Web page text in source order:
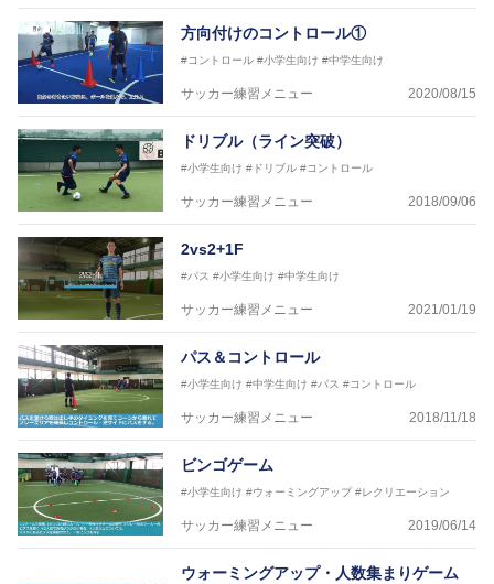
【指導歴】
FリーグU23選抜監督、ミャンマー女子フットサル代
表監督
日本サッカー協会フットサルインストラクター、AFC
（アジアサッカー連盟）フットサルインストラクター
【資格】
JFA公認A級コーチジェネラルライセンス・JFA公認フ
ットサルB級コーチライセンス
横山 哲久
【指導歴】
ASV ペスカドーラ町田 監督、FC VIGORE 監督
【資格】
日本サッカー協会公認B級ライセンス・日本サッカー
協会公認フットサルB級ライセンス
※全コーチボンフィンサッカースクール所属
方向付けのコントロール①
#コントロール #小学生向け #中学生向け
サッカー練習メニュー 2020/08/15
ドリブル（ライン突破）
#小学生向け #ドリブル #コントロール
サッカー練習メニュー 2018/09/06
2vs2+1F
#パス #小学生向け #中学生向け
サッカー練習メニュー 2021/01/19
パス＆コントロール
#小学生向け #中学生向け #パス #コントロール
サッカー練習メニュー 2018/11/18
ビンゴゲーム
#小学生向け #ウォーミングアップ #レクリエーション
サッカー練習メニュー 2019/06/14
ウォーミングアップ・人数集まりゲーム